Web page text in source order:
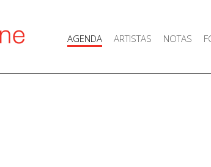
AGENDA ARTISTAS NOTAS